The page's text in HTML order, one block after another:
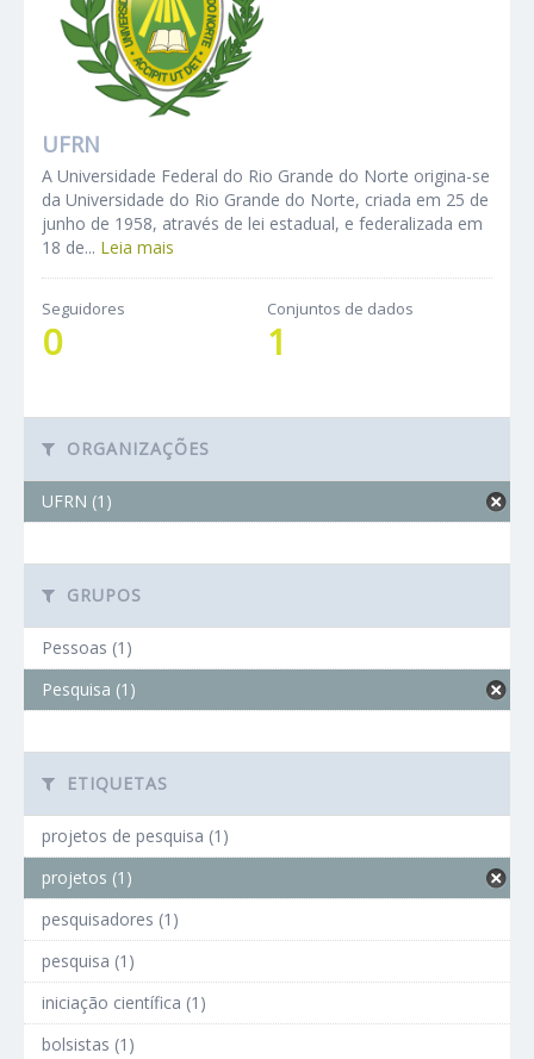
UFRN
A Universidade Federal do Rio Grande do Norte origina-se
da Universidade do Rio Grande do Norte, criada em 25 de
junho de 1958, através de lei estadual, e federalizada em
18 de... Leia mais
Seguidores
0
Conjuntos de dados
1
ORGANIZAÇÕES
UFRN (1)
GRUPOS
Pessoas (1)
Pesquisa (1)
ETIQUETAS
projetos de pesquisa (1)
projetos (1)
pesquisadores (1)
pesquisa (1)
iniciação científica (1)
bolsistas (1)